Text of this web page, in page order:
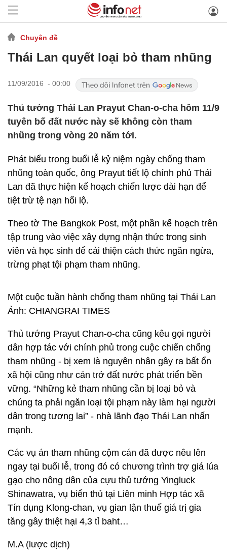
Chuyên đề
Thái Lan quyết loại bỏ tham nhũng
11/09/2016 - 00:00
Thủ tướng Thái Lan Prayut Chan-o-cha hôm 11/9
tuyên bố đất nước này sẽ không còn tham
nhũng trong vòng 20 năm tới.
Phát biểu trong buổi lễ kỷ niệm ngày chống tham
nhũng toàn quốc, ông Prayut tiết lộ chính phủ Thái
Lan đã thực hiện kế hoạch chiến lược dài hạn để
tiệt trừ tệ nạn hối lộ.
Theo tờ The Bangkok Post, một phần kế hoạch trên
tập trung vào việc xây dựng nhận thức trong sinh
viên và học sinh để cải thiện cách thức ngăn ngừa,
trừng phạt tội phạm tham nhũng.
Một cuộc tuần hành chống tham nhũng tại Thái Lan
Ảnh: CHIANGRAI TIMES
Thủ tướng Prayut Chan-o-cha cũng kêu gọi người
dân hợp tác với chính phủ trong cuộc chiến chống
tham nhũng - bị xem là nguyên nhân gây ra bất ổn
xã hội cũng như cản trở đất nước phát triển bền
vững. “Những kẻ tham nhũng cần bị loại bỏ và
chúng ta phải ngăn loại tội phạm này làm hại người
dân trong tương lai” - nhà lãnh đạo Thái Lan nhấn
mạnh.
Các vụ án tham nhũng cộm cán đã được nêu lên
ngay tại buổi lễ, trong đó có chương trình trợ giá lúa
gạo cho nông dân của cựu thủ tướng Yingluck
Shinawatra, vụ biển thủ tại Liên minh Hợp tác xã
Tín dụng Klong-chan, vụ gian lận thuế giá trị gia
tăng gây thiệt hại 4,3 tỉ baht…
M.A (lược dịch)